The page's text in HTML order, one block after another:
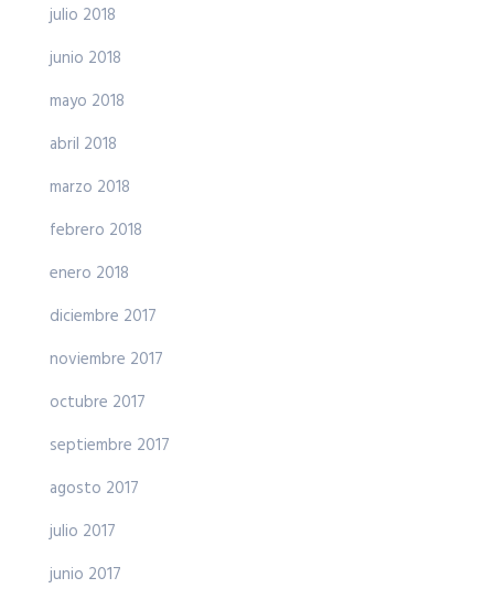
julio 2018
junio 2018
mayo 2018
abril 2018
marzo 2018
febrero 2018
enero 2018
diciembre 2017
noviembre 2017
octubre 2017
septiembre 2017
agosto 2017
julio 2017
junio 2017